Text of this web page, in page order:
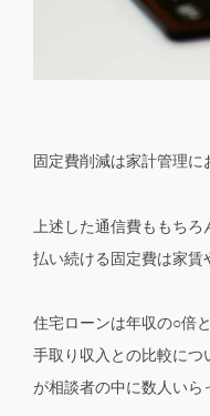
固定費削減は家計管理に
上述した通信費ももち
払い続ける固定費は家賃
住宅ローンは年収の○倍
手取り収入との比較に
が相談者の中に数人いら